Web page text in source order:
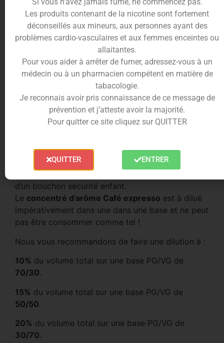
pour tout les amateurs de cette boisson.
Pas de mélanges avec d’autressaveurs
gourmandes, ici lecaféest puissant, intense, tel un
vrai expresso.
VDLVest respectueux d’un cahier des charges
strictes concernant l’origine de la composition de
Ces arômes sont de qualité alimentaire sous forme
liquide, naturels (préparations ou substances
naturelles), ou de synthèse soluble dans du
concentrés d’arôme de la gammeCirkus
conditionnés dans des flacon PET de10ml
d’un bouchon sécurité enfant.
Le concentré d’arôme Café expresso est à dilué
impérativement dans une dans une base et ne peut
pas être consommer comme tel !
Nous vous recommandons de faire une dilution à :
10% du volume total sur une base PG/VG de
70/30.
15% du volume total sur une base PG/VG de
50/50.
20% du volume total sur une base PG/VG de
30/70.
Les produits contenant de la nicotine sont fortement
déconseillés aux mineurs, aux personnes ayant des
problèmes cardio-vasculaires et aux femmes enceintes ou
allaitantes.
Pour vous aider à arrêter de fumer, adressez-vous à un
médecin ou à un pharmacien compétent en matière de
tabacologie.
Je reconnais avoir pris connaissance de ce message de
prévention et j’atteste avoir la majorité.
Pour quitter ce site cliquez sur QUITTER
QUITTER ENTRER